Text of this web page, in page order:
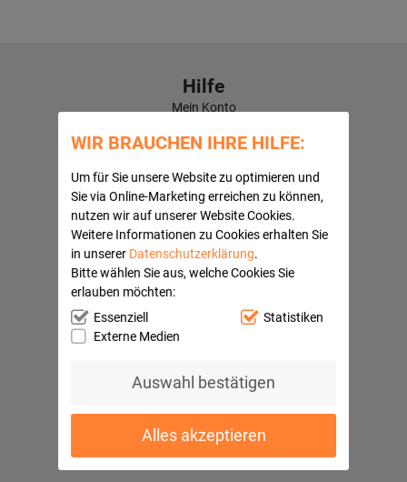
WIR BRAUCHEN IHRE HILFE:
Um für Sie unsere Website zu optimieren und
Sie via Online-Marketing erreichen zu können,
nutzen wir auf unserer Website Cookies.
Weitere Informationen zu Cookies erhalten Sie
in unserer Datenschutzerklärung.
Bitte wählen Sie aus, welche Cookies Sie
erlauben möchten:
Essenziell
Statistiken
Externe Medien
Auswahl bestätigen
Alles akzeptieren
Hilfe
Mein Konto
Häufige Fragen
Kundenbewertungen
Quick Navi:
Partnerprogramme
AGB
Datenschutz
Widerrufsbelehrung
Barrierefreiheitserklärung
Ihre Vorteile
Gute Bewertungen